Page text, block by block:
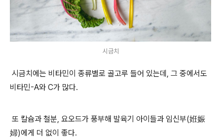
시금치
시금치에는 비타민이 종류별로 골고루 들어 있는데 , 그 중에서도
비타민-A와 C가 많다.
또 칼슘과 철분, 요오드가 풍부해 발육기 아이들과 임신부(姙娠
婦)에게 더 없이 좋다.